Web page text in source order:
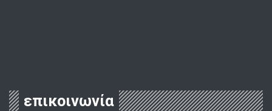
επικοινωνία